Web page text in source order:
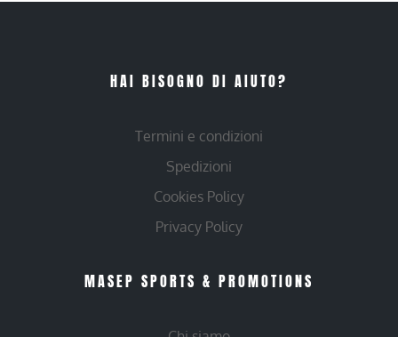
HAI BISOGNO DI AIUTO?
Termini e condizioni
Spedizioni
Cookies Policy
Privacy Policy
MASEP SPORTS & PROMOTIONS